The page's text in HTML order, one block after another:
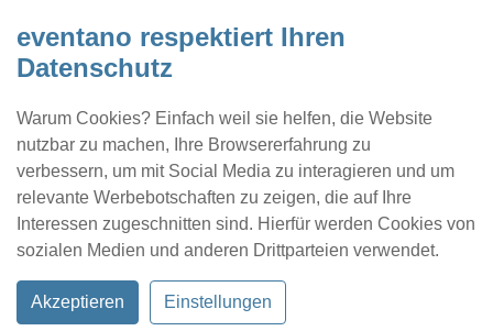
eventano respektiert Ihren
Datenschutz
Warum Cookies? Einfach weil sie helfen, die Website
nutzbar zu machen, Ihre Browsererfahrung zu
verbessern, um mit Social Media zu interagieren und um
relevante Werbebotschaften zu zeigen, die auf Ihre
Interessen zugeschnitten sind. Hierfür werden Cookies von
sozialen Medien und anderen Drittparteien verwendet.
Akzeptieren Einstellungen
Kontakt Location eintragen Profil